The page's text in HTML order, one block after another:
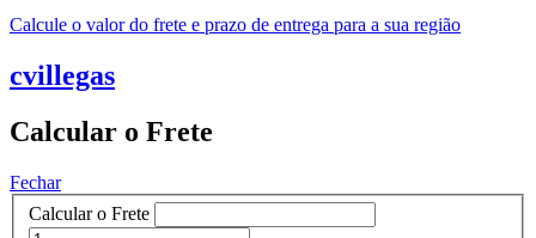
Calcule o valor do frete e prazo de entrega para a sua região
cvillegas
Calcular o Frete
Fechar
Calcular o Frete